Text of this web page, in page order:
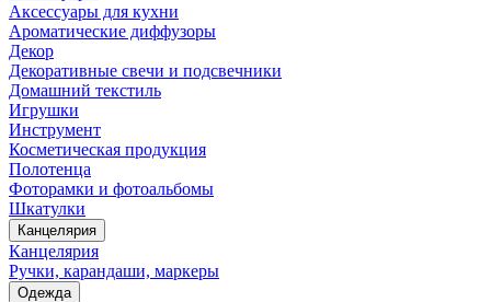
Аксессуары для кухни
Ароматические диффузоры
Декор
Декоративные свечи и подсвечники
Домашний текстиль
Игрушки
Инструмент
Косметическая продукция
Полотенца
Фоторамки и фотоальбомы
Шкатулки
Канцелярия
Канцелярия
Ручки, карандаши, маркеры
Одежда